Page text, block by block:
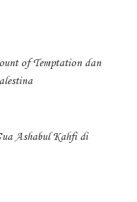
of Temptation dan
Ashabul Kahfi di